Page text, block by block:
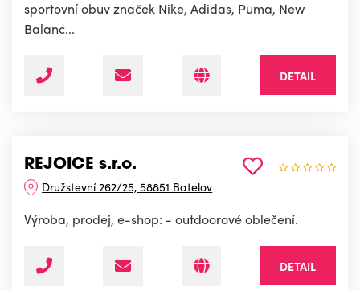
sportovní obuv značek Nike, Adidas, Puma, New
Balanc...
DETAIL
REJOICE s.r.o.
Družstevní 262/25, 58851 Batelov
Výroba, prodej, e-shop: - outdoorové oblečení.
DETAIL